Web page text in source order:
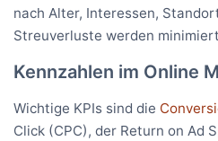
nach Alter, Interessen,
Streuverluste werden
Kennzahlen im Online
Wichtige KPIs sind die
Click (CPC), der Return on Ad